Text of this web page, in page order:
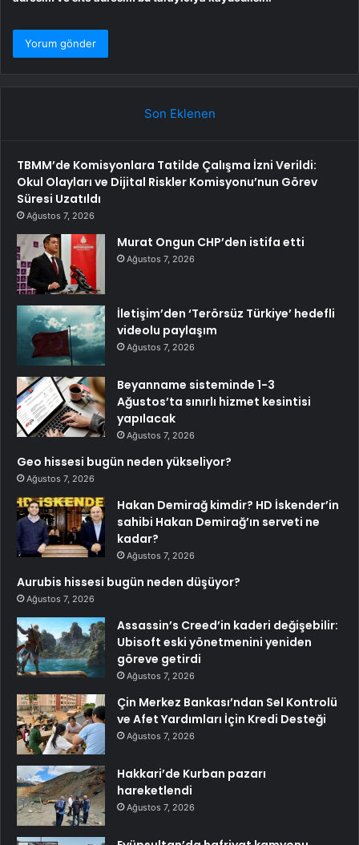
Son Eklenen
TBMM’de Komisyonlara Tatilde Çalışma İzni Verildi:
Okul Olayları ve Dijital Riskler Komisyonu’nun Görev
Süresi Uzatıldı
Ağustos 7, 2026
Murat Ongun CHP’den istifa etti
Ağustos 7, 2026
İletişim’den ‘Terörsüz Türkiye’ hedefli
videolu paylaşım
Ağustos 7, 2026
Beyanname sisteminde 1-3
Ağustos’ta sınırlı hizmet kesintisi
yapılacak
Ağustos 7, 2026
Geo hissesi bugün neden yükseliyor?
Ağustos 7, 2026
Hakan Demirağ kimdir? HD İskender’in
sahibi Hakan Demirağ’ın serveti ne
kadar?
Ağustos 7, 2026
Aurubis hissesi bugün neden düşüyor?
Ağustos 7, 2026
Assassin’s Creed’in kaderi değişebilir:
Ubisoft eski yönetmenini yeniden
göreve getirdi
Ağustos 7, 2026
Çin Merkez Bankası’ndan Sel Kontrolü
ve Afet Yardımları İçin Kredi Desteği
Ağustos 7, 2026
Hakkari’de Kurban pazarı
hareketlendi
Ağustos 7, 2026